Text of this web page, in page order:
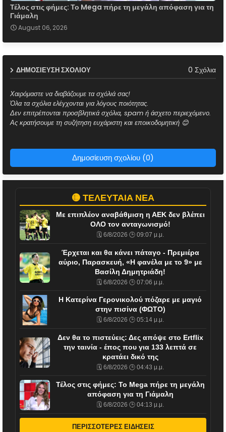
Τέλος στις φήμες: Το Mega πήρε τη μεγάλη απόφαση για τη
Γιάμαλη
August 06, 2026
ΔΗΜΟΣΊΕΥΣΗ ΣΧΟΛΊΟΥ 0 Σχόλια
Χαιρόμαστε να διαβάζουμε τα σχόλιά σας!
Όλα τα σχόλια ελέγχονται για λόγους ποιότητας.
Δεν επιτρέπονται προσβλητικά σχόλια, spam ή άσχετο περιεχόμενο.
Ας κρατήσουμε τη συζήτηση ευχάριστη και εποικοδομητική 😊
Δημοσίευση σχολίου (0)
🟡 ΤΕΛΕΥΤΑΙΑ ΝΕΑ
Με επιπλέον αναβάθμιση η ΑΕΚ δεν βλέπει
ΟΛΟ τον ανταγωνισμό!
🗓️ 6/8/2026 🕒 09:07 μ.μ.
Έρχεται και θα κάνει πάταγο - Πρεμιέρα
αύριο, Παρασκευή, «Η φανέλα με το 9» με
Βασίλη Δημητριάδη!
🗓️ 6/8/2026 🕒 07:06 μ.μ.
Η Κατερίνα Γερονικολού πόζαρε με μαγιό
στην πισίνα (ΦΩΤΟ)
🗓️ 6/8/2026 🕒 05:14 μ.μ.
Δεν θα το πιστεύεις: Δες απόψε στο Ertflix
την ταινία - έπος που για 133 λεπτά σε
κρατάει δικό της
🗓️ 6/8/2026 🕒 04:43 μ.μ.
Τέλος στις φήμες: Το Mega πήρε τη μεγάλη
απόφαση για τη Γιάμαλη
🗓️ 6/8/2026 🕒 04:13 μ.μ.
ΠΕΡΙΣΣΟΤΕΡΕΣ ΕΙΔΗΣΕΙΣ